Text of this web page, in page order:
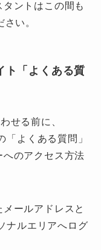
ントはこの間も
い。
ト「よくある質
せる前に、
よくある質問」
のアクセス方法
ールアドレスと
ナルエリアへログ